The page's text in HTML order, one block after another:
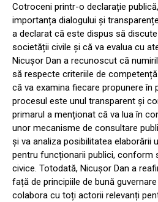
Cotroceni printr-o declarație
importanța dialogului și
a declarat că este dispus să
societății civile și că va evalua cu
Nicușor Dan a recunoscut că
să respecte criteriile de
că va examina fiecare propunere în
procesul este unul transparent și
primarul a menționat că va lua în
unor mecanisme de consultare
și va analiza posibilitatea elaborării
pentru funcționarii publici, conform
civice. Totodată, Nicușor Dan a
față de principiile de bună
colabora cu toți actorii relevanți